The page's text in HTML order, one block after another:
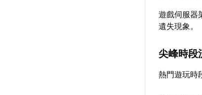
遊戲伺服器
遺失現象。
尖峰時段
熱門遊玩時